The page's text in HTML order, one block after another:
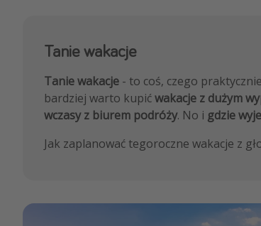
Tanie wakacje
Tanie wakacje - to coś, czego
bardziej warto kupićwakacje z dużym
wczasy z biurem podróży. No i gdzie
Jak zaplanować tegoroczne wakacje z